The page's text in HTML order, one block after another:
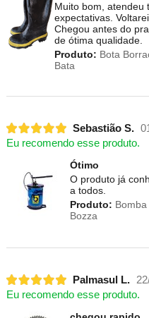
Muito bom, atendeu
expectativas.
Chegou antes do
de ótima qualidade.
Produto: Bota
Bata
Sebastião S.
Eu recomendo esse produto.
Ótimo
O produto já
a todos.
Produto:
Bozza
Palmasul L.
Eu recomendo esse produto.